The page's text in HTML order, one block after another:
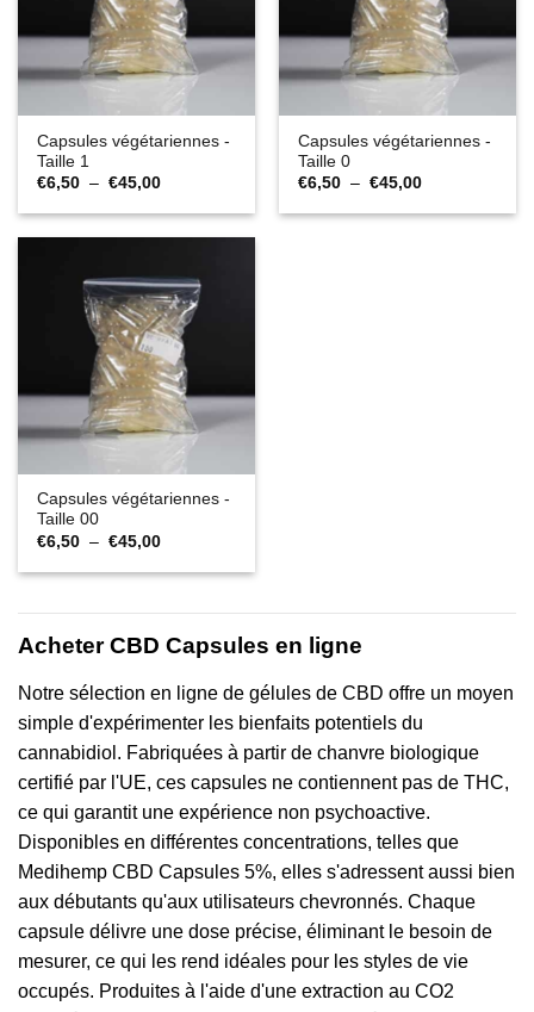
Capsules végétariennes -
Taille 1
€6,50 – €45,00Plage
prix :
Capsules végétariennes -
Taille 0
€6,50 – €45,00Plage
prix :
Capsules végétariennes -
Taille 00
€6,50 – €45,00Plage
prix :
€45,00
Acheter CBD Capsules en ligne
Notre sélection en ligne de gélules de CBD offre un moyen
simple d'expérimenter les bienfaits potentiels du
cannabidiol. Fabriquées à partir de chanvre biologique
certifié par l'UE, ces capsules ne contiennent pas de THC,
ce qui garantit une expérience non psychoactive.
Disponibles en différentes concentrations, telles que
Medihemp CBD Capsules 5%, elles s'adressent aussi bien
aux débutants qu'aux utilisateurs chevronnés. Chaque
capsule délivre une dose précise, éliminant le besoin de
mesurer, ce qui les rend idéales pour les styles de vie
occupés. Produites à l'aide d'une extraction au CO2